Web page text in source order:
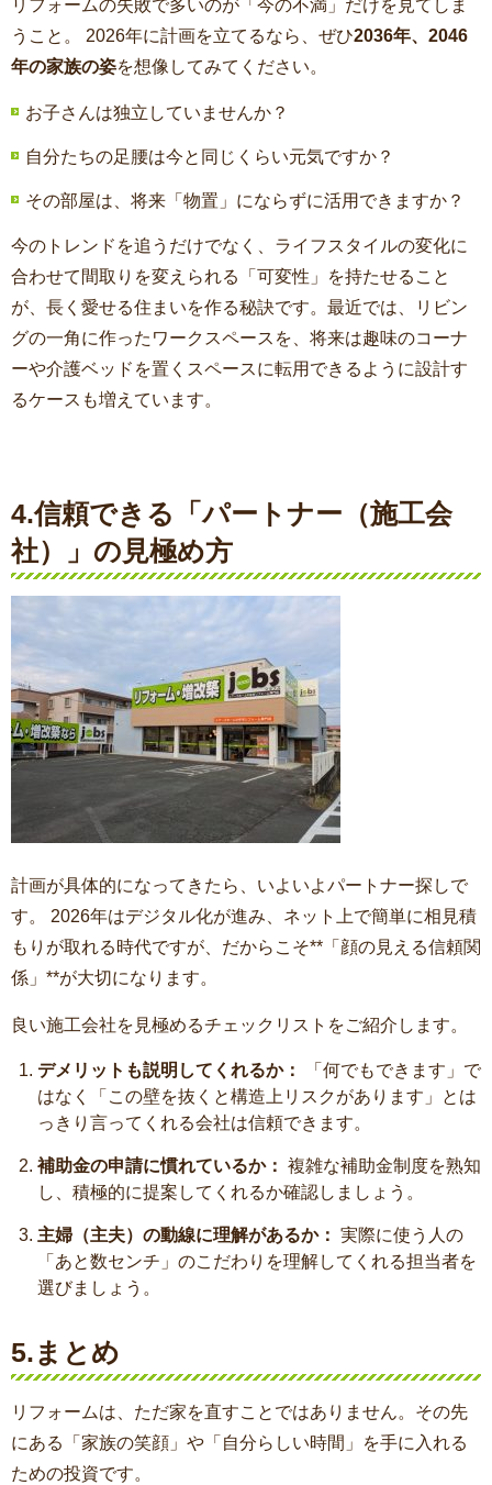
リフォームの失敗で多いのが「今の不満」だけを見てしま
うこと。 2026年に計画を立てるなら、ぜひ2036年、2046
年の家族の姿を想像してみてください。
お子さんは独立していませんか？
自分たちの足腰は今と同じくらい元気ですか？
その部屋は、将来「物置」にならずに活用できますか？
今のトレンドを追うだけでなく、ライフスタイルの変化に
合わせて間取りを変えられる「可変性」を持たせること
が、長く愛せる住まいを作る秘訣です。最近では、リビン
グの一角に作ったワークスペースを、将来は趣味のコーナ
ーや介護ベッドを置くスペースに転用できるように設計す
るケースも増えています。
4.信頼できる「パートナー（施工会
社）」の見極め方
計画が具体的になってきたら、いよいよパートナー探しで
す。 2026年はデジタル化が進み、ネット上で簡単に相見積
もりが取れる時代ですが、だからこそ**「顔の見える信頼関
係」**が大切になります。
良い施工会社を見極めるチェックリストをご紹介します。
デメリットも説明してくれるか：
「何でもできます」で
はなく「この壁を抜くと構造上リスクがあります」とは
っきり言ってくれる会社は信頼できます。
補助金の申請に慣れているか： 複雑な補助金制度を熟知
し、積極的に提案してくれるか確認しましょう。
主婦（主夫）の動線に理解があるか： 実際に使う人の
「あと数センチ」のこだわりを理解してくれる担当者を
選びましょう。
5. まとめ
リフォームは、ただ家を直すことではありません。その先
にある「家族の笑顔」や「自分らしい時間」を手に入れる
ための投資です。